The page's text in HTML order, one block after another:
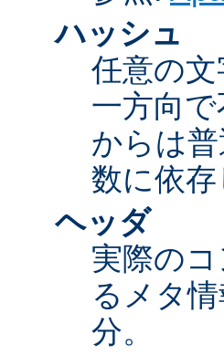
ハッシュ
任意の
一方向
からは
数に依存
ヘッダ
実際の
るメタ
分。